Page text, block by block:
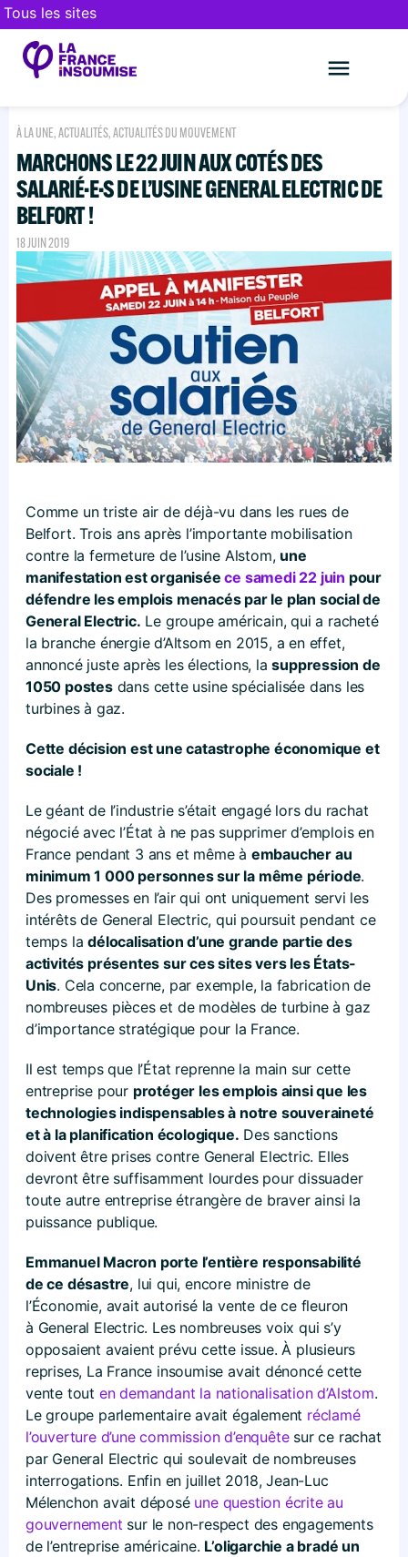
Tous les sites
À LA UNE,ACTUALITÉS,ACTUALITÉS DU MOUVEMENT
MARCHONS LE 22 JUIN AUX COTÉS DES
SALARIÉ·E·S DE L’USINE GENERAL ELECTRIC DE
BELFORT !
18 JUIN 2019
Comme un triste air de déjà-vu dans les rues de
Belfort. Trois ans après l’importante mobilisation
contre la fermeture de l’usine Alstom, une
manifestation est organiséece samedi 22 juin pour
défendre les emplois menacés par le plan social de
General Electric. Le groupe américain, qui a racheté
la branche énergie d’Altsom en 2015, a en effet,
annoncé juste après les élections, lasuppression de
1050 postesdans cette usine spécialisée dans les
turbines à gaz.
Cette décision est une catastrophe économique et
sociale !
Le géant de l’industrie s’était engagé lors du rachat
négocié avec l’État à ne pas supprimer d’emplois en
France pendant 3 ans et même à embaucher au
minimum 1 000 personnes sur la même période.
Des promesses en l’air qui ont uniquement servi les
intérêts de General Electric, qui poursuit pendant ce
temps ladélocalisation d’une grande partie des
activités présentes sur ces sites vers les États-
Unis. Cela concerne, par exemple, la fabrication de
nombreuses pièces et de modèles de turbine à gaz
d’importance stratégique pour la France.
Il est temps que l’État reprenne la main sur cette
entreprise pour protéger les emplois ainsi que les
technologies indispensables à notre souveraineté
et à la planification écologique. Des sanctions
doivent être prises contre General Electric. Elles
devront être suffisamment lourdes pour dissuader
toute autre entreprise étrangère de braver ainsi la
puissance publique.
Emmanuel Macron porte l’entière responsabilité
de ce désastre, lui qui, encore ministre de
l’Économie, avait autorisé la vente de ce fleuron
à General Electric. Les nombreuses voix qui s’y
opposaient avaient prévu cette issue. À plusieurs
reprises, La France insoumise avait dénoncé cette
vente tout en demandant la nationalisation d’Alstom.
Le groupe parlementaire avait également réclamé
l’ouverture d’une commission d’enquêtesur ce rachat
par General Electric qui soulevait de nombreuses
interrogations. Enfin en juillet 2018, Jean-Luc
Mélenchon avait déposé une question écrite au
gouvernement sur le non-respect des engagements
de l’entreprise américaine. L’oligarchie a bradé un